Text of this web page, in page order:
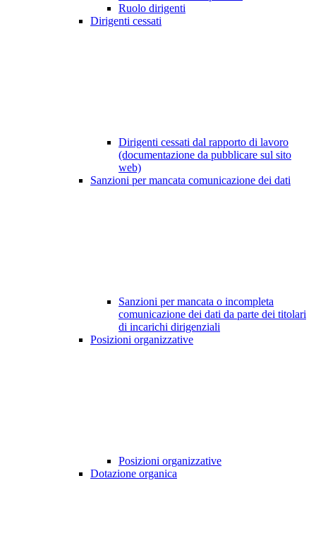
Ruolo dirigenti
Dirigenti cessati
Dirigenti cessati dal rapporto di lavoro
(documentazione da pubblicare sul sito
web)
Sanzioni per mancata comunicazione dei dati
Sanzioni per mancata o incompleta
comunicazione dei dati da parte dei titolari
di incarichi dirigenziali
Posizioni organizzative
Posizioni organizzative
Dotazione organica